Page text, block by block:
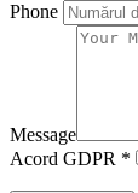
Phone
Message
Acord GDPR *